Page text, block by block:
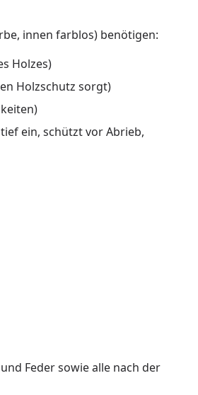
innen farblos) benötigen:
Holzes)
Holzschutz sorgt)
ein, schützt vor Abrieb,
Feder sowie alle nach der